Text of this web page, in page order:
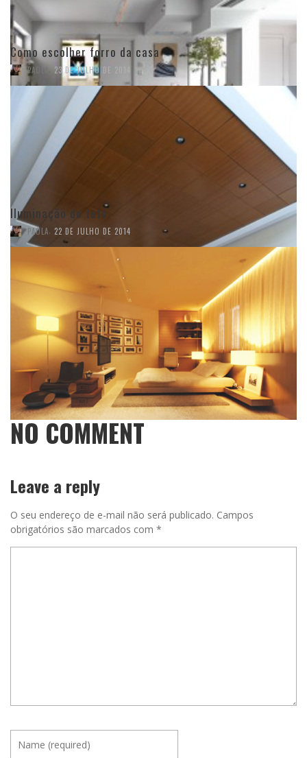
Como escolher forro da casa
PAOLA , 23 DE JULHO DE 2014
Iluminação do teto
PAOLA, 22 DE JULHO DE 2014
NO COMMENT
Leave a reply
O seu endereço de e-mail não será publicado. Campos
obrigatórios são marcados com *